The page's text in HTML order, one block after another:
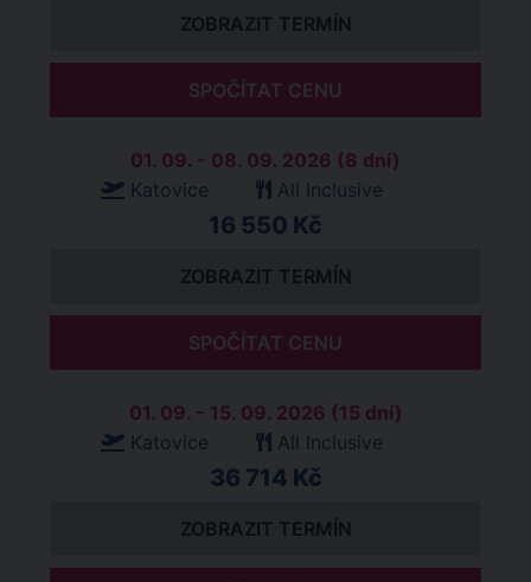
ZOBRAZIT TERMÍN
SPOČÍTAT CENU
01. 09. - 08. 09. 2026 (8 dní)
Katovice
All Inclusive
16 550 Kč
ZOBRAZIT TERMÍN
SPOČÍTAT CENU
01. 09. - 15. 09. 2026 (15 dní)
Katovice
All Inclusive
36 714 Kč
ZOBRAZIT TERMÍN